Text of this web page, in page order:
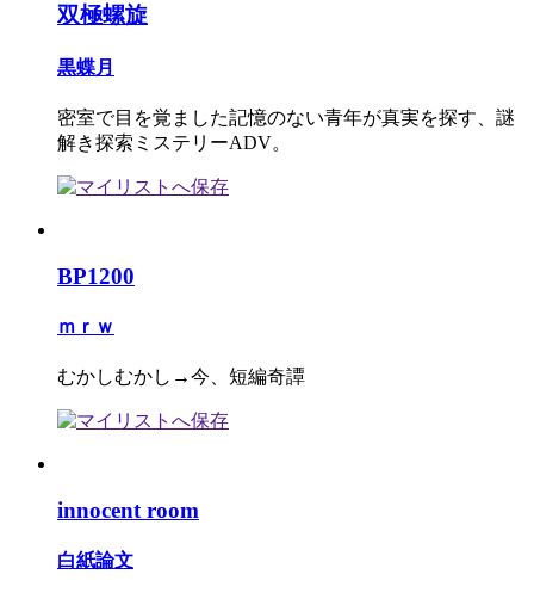
双極螺旋
黒蝶月
密室で目を覚ました記憶のない青年が真実を探す、謎
解き探索ミステリーADV。
BP1200
ｍｒｗ
むかしむかし→今、短編奇譚
innocent room
白紙論文